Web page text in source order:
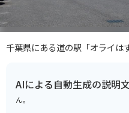
千葉県にある道の駅「オライは
AIによる自動生成の説明文
ん。